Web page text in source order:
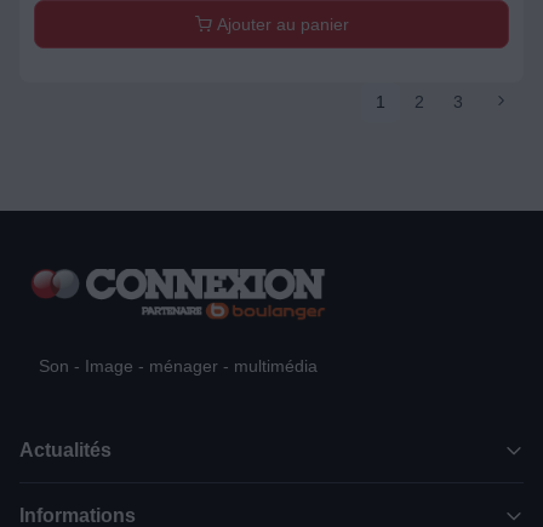
Ajouter au panier
1 2 3
Son - Image - ménager - multimédia
Actualités
Informations